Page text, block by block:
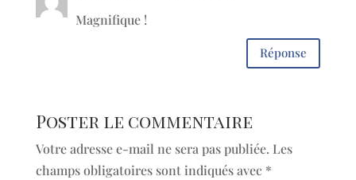
Magnifique !
Réponse
Poster le commentaire
Votre adresse e-mail ne sera pas publiée. Les
champs obligatoires sont indiqués avec *